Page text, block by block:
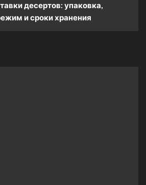
десертов: упаковка,
и сроки хранения